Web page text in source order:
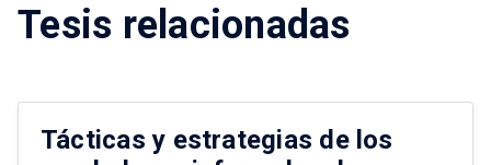
Tesis relacionadas
Tácticas y estrategias de los